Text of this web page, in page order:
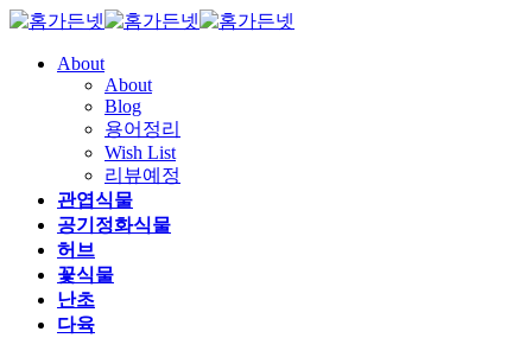
About
About
Blog
용어정리
Wish List
리뷰예정
관엽식물
공기정화식물
허브
꽃식물
난초
다육